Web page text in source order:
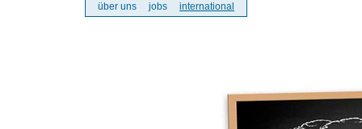
über uns jobs international